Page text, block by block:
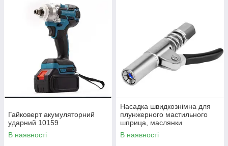
Гайковерт акумуляторний
ударний 10159
В наявності
Насадка швидкознімна для
плунжерного мастильного
шприца, маслянки
В наявності